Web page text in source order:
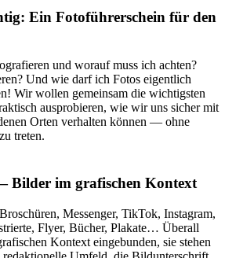
Ein Fotoführerschein für den
und worauf muss ich achten?
Und wie darf ich Fotos eigentlich
Wir wollen gemeinsam die wichtigsten
ausprobieren, wie wir uns sicher mit
Orten verhalten können — ohne
treten.
Bilder im grafischen Kontext
Messenger, TikTok, Instagram,
Flyer, Bücher, Plakate… Überall
Kontext eingebunden, sie stehen